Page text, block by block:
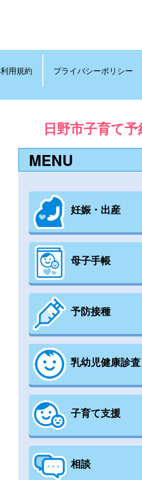
利用規約 プライバシーポリシー
日野市子育て
MENU
妊娠・出産
母子手帳
予防接種
乳幼児健康診査
子育て支援
相談